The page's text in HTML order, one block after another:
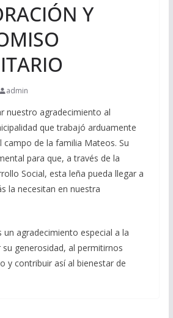
Y
admin
nuestro agradecimiento al
que trabajó arduamente
campo de la familia Mateos. Su
para que, a través de la
Social, esta leña pueda llegar a
la necesitan en nuestra
un agradecimiento especial a la
generosidad, al permitirnos
y contribuir así al bienestar de